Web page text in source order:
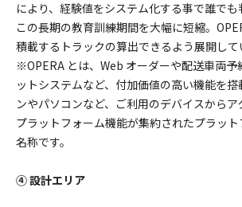
により、経験値をシステム化する事で誰で
この長期の教育訓練期間を大幅に短縮。
積載するトラックの算出できるよう展開して
※OPERA とは、Web オーダーや配送車両予
ットシステムなど、付加価値の高い機能を
ンやパソコンなど、ご利用のデバイスからア
プラットフォーム機能が集約されたプラッ
名称です。
④ 設計エリア